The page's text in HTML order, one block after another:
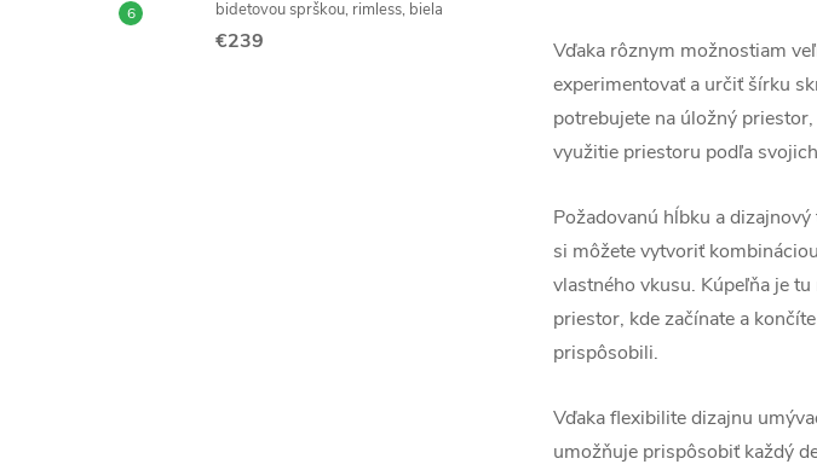
bidetovou sprškou, rimless, biela
€239
Vďaka rôznym možnostiam
experimentovať a určiť šírku
potrebujete na úložný
využitie priestoru podľa
Požadovanú hĺbku a
si môžete vytvoriť
vlastného vkusu. Kúpeľňa je tu
priestor, kde začínate a
prispôsobili.
Vďaka flexibilite dizajnu
umožňuje prispôsobiť každý